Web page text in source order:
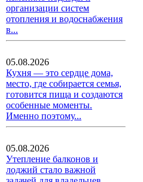
организации систем
отопления и водоснабжения
в...
05.08.2026
Кухня — это сердце дома,
место, где собирается семья,
готовится пища и создаются
особенные моменты.
Именно поэтому...
05.08.2026
Утепление балконов и
лоджий стало важной